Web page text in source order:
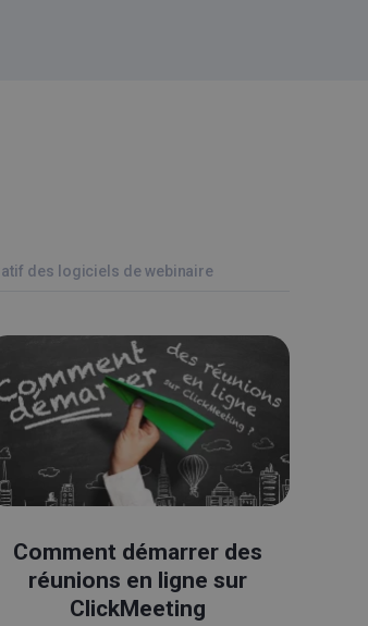
des logiciels de webinaire
Comment démarrer des
réunions en ligne sur
ClickMeeting